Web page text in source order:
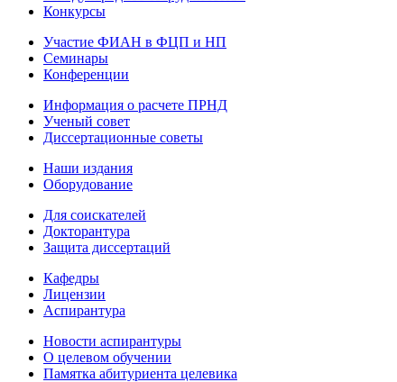
Конкурсы
Участие ФИАН в ФЦП и НП
Семинары
Конференции
Информация о расчете ПРНД
Ученый совет
Диссертационные советы
Наши издания
Оборудование
Для соискателей
Докторантура
Защита диссертаций
Кафедры
Лицензии
Аспирантура
Новости аспирантуры
О целевом обучении
Памятка абитуриента целевика